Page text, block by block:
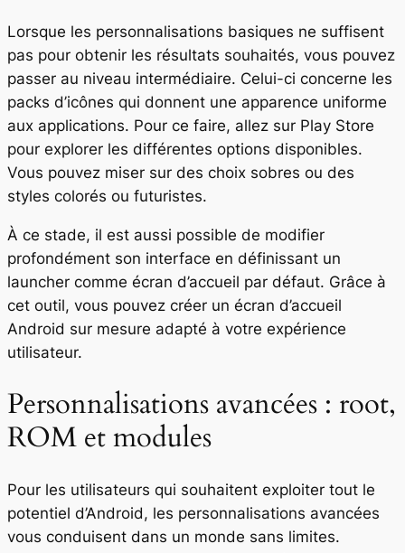
Lorsque les personnalisations basiques ne suffisent
pas pour obtenir les résultats souhaités, vous pouvez
passer au niveau intermédiaire. Celui-ci concerne les
packs d’icônes qui donnent une apparence uniforme
aux applications. Pour ce faire, allez sur Play Store
pour explorer les différentes options disponibles.
Vous pouvez miser sur des choix sobres ou des
styles colorés ou futuristes.
À ce stade, il est aussi possible de modifier
profondément son interface en définissant un
launcher comme écran d’accueil par défaut. Grâce à
cet outil, vous pouvez créer un écran d’accueil
Android sur mesure adapté à votre expérience
utilisateur.
Personnalisations avancées : root,
ROM et modules
Pour les utilisateurs qui souhaitent exploiter tout le
potentiel d’Android, les personnalisations avancées
vous conduisent dans un monde sans limites.